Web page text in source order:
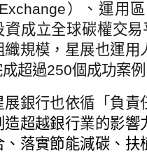
）、運用
資成立全球碳權交
規模，星展也運用
超過250個成功案
展銀行也依循「負責
造超越銀行業的影
、落實節能減碳、